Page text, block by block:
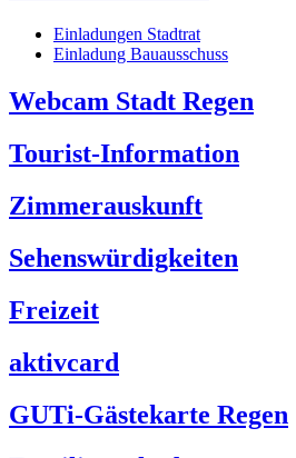
Einladungen Stadtrat
Einladung Bauausschuss
Webcam Stadt Regen
Tourist-Information
Zimmerauskunft
Sehenswürdigkeiten
Freizeit
aktivcard
GUTi-Gästekarte Regen